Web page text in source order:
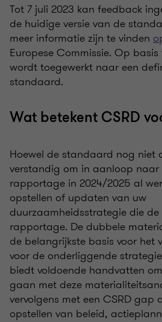
Tot 7 juli 2023 kan feedback
de huidige versie van de
meer informatie zijn te vinden
Europese Commissie. Op
wordt toegewerkt naar een
standaard.
Wat betekent CSRD
Hoewel de standaard nog niet
verstandig om in aanloop naar
rapportage in 2024/2025 al
opstellen of updaten van uw
duurzaamheidsstrategie die
rapportage. De dubbele
de belangrijkste basis voor het
voor de onderliggende
biedt voldoende handvatten
gaan met deze
vervolgens met een CSRD gap
opstellen van beleid,